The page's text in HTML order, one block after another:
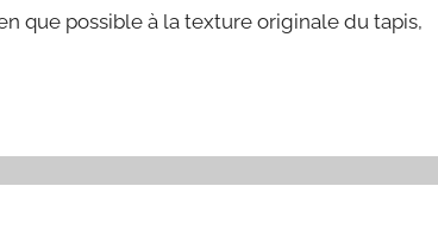
que possible à la texture originale du tapis,